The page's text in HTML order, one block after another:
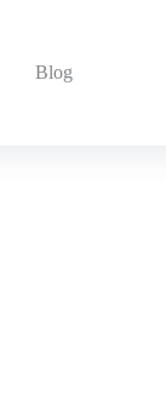
Blog